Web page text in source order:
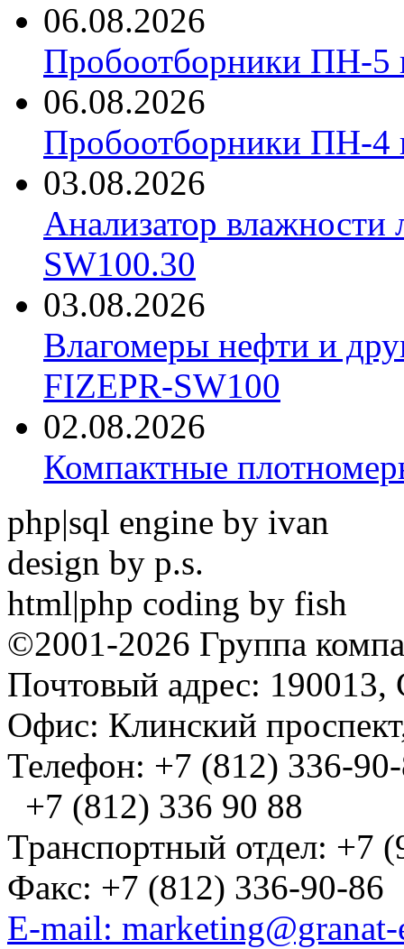
06.08.2026
Пробоотборники ПН-
06.08.2026
Пробоотборники ПН-
03.08.2026
Анализатор
SW100.30
03.08.2026
Влагомеры нефти и
FIZEPR-SW100
02.08.2026
Компактные
php|sql engine by ivan
design by p.s.
html|php coding by fish
©2001-2026 Группа
Почтовый адрес: 190013,
Офис: Клинский
Телефон: +7 (812) 336-
+7 (812) 336 90 88
Транспортный отдел: +7
Факс: +7 (812) 336-90-86
E-mail: